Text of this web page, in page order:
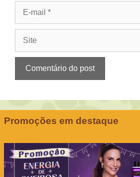
Promoções em destaque